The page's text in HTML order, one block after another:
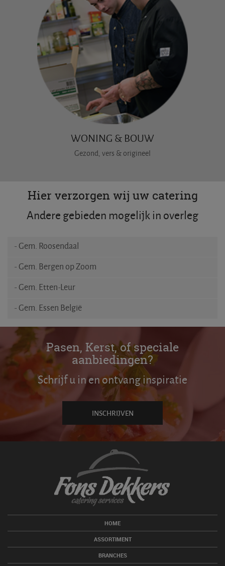
WONING & BOUW
Gezond, vers & origineel
Hier verzorgen wij uw catering
Andere gebieden mogelijk in overleg
- Gem. Roosendaal
- Gem. Bergen op Zoom
- Gem. Etten-Leur
- Gem. Essen België
Pasen, Kerst, of speciale
aanbiedingen?
Schrijf u in en ontvang inspiratie
INSCHRIJVEN
HOME
ASSORTIMENT
BRANCHES